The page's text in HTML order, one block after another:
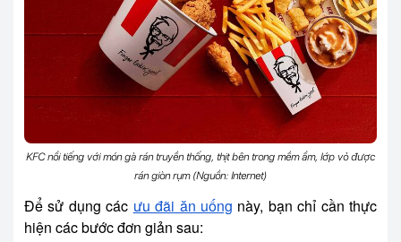
KFC nổi tiếng với món gà rán truyền thống, thịt bên trong mềm ẩm, lớp vỏ được
rán giòn rụm (Nguồn: Internet)
Để sử dụng các ưu đãi ăn uống này, bạn chỉ cần thực
hiện các bước đơn giản sau: